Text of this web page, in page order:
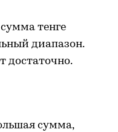
тенге
диапазон.
достаточно.
сумма,